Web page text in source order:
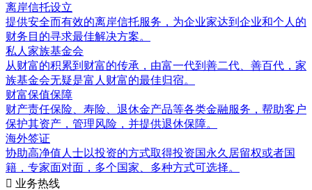
离岸信托设立
提供安全而有效的离岸信托服务，为企业家达到企业和个人的
财务目的寻求最佳解决方案。
私人家族基金会
从财富的积累到财富的传承，由富一代到善二代、善百代，家
族基金会无疑是富人财富的最佳归宿。
财富保值保障
财产责任保险、寿险、退休金产品等各类金融服务，帮助客户
保护其资产，管理风险，并提供退休保障。
海外签证
协助高净值人士以投资的方式取得投资国永久居留权或者国
籍，专家面对面，多个国家、多种方式可选择。
 业务热线